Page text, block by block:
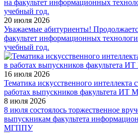
20 июля 2026
Уважаемые абитуриенты!
факультет информационных
учебный год.
16 июля 2026
Тематика искусственного
работах выпускников факультета
8 июля 2026
8 июля состоялось торжественное
выпускникам факультета
МГППУ